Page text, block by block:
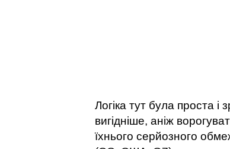
Логіка тут була проста і
вигідніше, аніж
їхнього серйозного